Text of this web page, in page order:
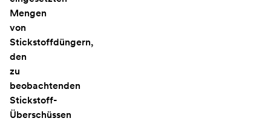
Mengen
von
Stickstoffdüngern,
den
zu
beobachtenden
Stickstoff-
Überschüssen